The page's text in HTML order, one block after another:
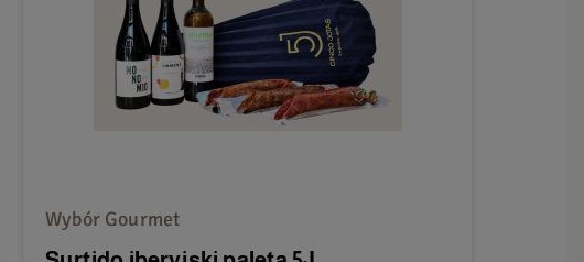
Wybór Gourmet